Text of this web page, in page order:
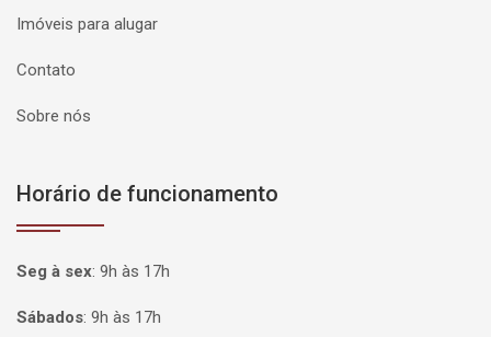
Imóveis para alugar
Contato
Sobre nós
Horário de funcionamento
Seg à sex: 9h às 17h
Sábados: 9h às 17h